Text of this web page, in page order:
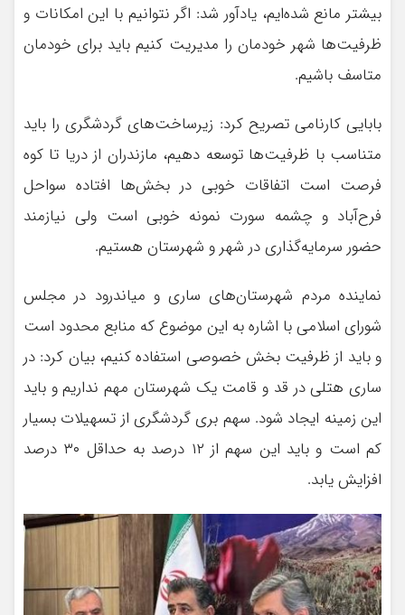
بیشتر مانع شده‌ایم، یادآور شد: اگر نتوانیم با این امکانات و
ظرفیت‌ها شهر خودمان را مدیریت کنیم باید برای خودمان
متاسف باشیم.
بابایی کارنامی تصریح کرد: زیرساخت‌های گردشگری را باید
متناسب با ظرفیت‌ها توسعه دهیم، مازندران از دریا تا کوه
فرصت است اتفاقات خوبی در بخش‌ها افتاده سواحل
فرح‌آباد و چشمه سورت نمونه خوبی است ولی نیازمند
حضور سرمایه‌گذاری در شهر و شهرستان هستیم.
نماینده مردم شهرستان‌های ساری و میاندرود در مجلس
شورای اسلامی با اشاره به این موضوع که منابع محدود است
و باید از ظرفیت بخش خصوصی استفاده کنیم، بیان کرد: در
ساری هتلی در قد و قامت یک شهرستان مهم نداریم و باید
این زمینه ایجاد شود. سهم بری گردشگری از تسهیلات بسیار
کم است و باید این سهم از ۱۲ درصد به حداقل ۳۰ درصد
افزایش یابد.